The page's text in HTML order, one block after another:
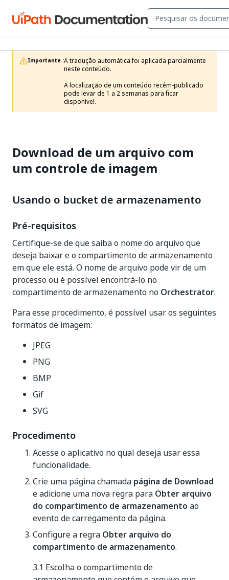
Importante :A tradução automática foi aplicada parcialmente
neste conteúdo.
A localização de um conteúdo recém-publicado
pode levar de 1 a 2 semanas para ficar
disponível.
Download de um arquivo com
um controle de imagem
Usando o bucket de armazenamento
Pré-requisitos
Certifique-se de que saiba o nome do arquivo que
deseja baixar e o compartimento de armazenamento
em que ele está. O nome de arquivo pode vir de um
processo ou é possível encontrá-lo no
compartimento de armazenamento no Orchestrator.
Para esse procedimento, é possível usar os seguintes
formatos de imagem:
JPEG
PNG
BMP
Gif
SVG
Procedimento
Acesse o aplicativo no qual deseja usar essa
funcionalidade.
Crie uma página chamada página de Download
e adicione uma nova regra para Obter arquivo
do compartimento de armazenamento ao
evento de carregamento da página.
Configure a regra Obter arquivo do
compartimento de armazenamento.
3.1 Escolha o compartimento de